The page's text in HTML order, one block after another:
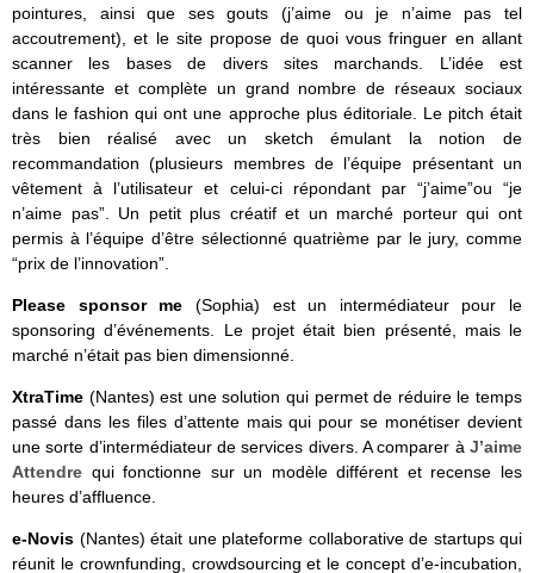
pointures, ainsi que ses gouts (j’aime ou je n’aime pas tel
accoutrement), et le site propose de quoi vous fringuer en allant
scanner les bases de divers sites marchands. L’idée est
intéressante et complète un grand nombre de réseaux sociaux
dans le fashion qui ont une approche plus éditoriale. Le pitch était
très bien réalisé avec un sketch émulant la notion de
recommandation (plusieurs membres de l’équipe présentant un
vêtement à l’utilisateur et celui-ci répondant par “j’aime”ou “je
n’aime pas”. Un petit plus créatif et un marché porteur qui ont
permis à l’équipe d’être sélectionné quatrième par le jury, comme
“prix de l’innovation”.
Please sponsor me (Sophia) est un intermédiateur pour le
sponsoring d’événements. Le projet était bien présenté, mais le
marché n’était pas bien dimensionné.
XtraTime (Nantes) est une solution qui permet de réduire le temps
passé dans les files d’attente mais qui pour se monétiser devient
une sorte d’intermédiateur de services divers. A comparer à J’aime
Attendre qui fonctionne sur un modèle différent et recense les
heures d’affluence.
e-Novis (Nantes) était une plateforme collaborative de startups qui
réunit le crownfunding, crowdsourcing et le concept d’e-incubation,